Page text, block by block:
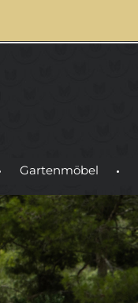
Gartenmöbel